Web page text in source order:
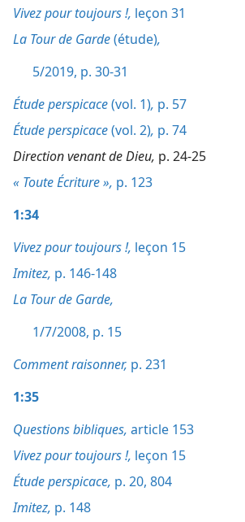
Vivez pour toujours !, leçon 31
La Tour de Garde(étude),
5/2019, p. 30-31
Étude perspicace(vol. 1), p. 57
Étude perspicace(vol. 2), p. 74
Direction venant de Dieu, p. 24-25
« Toute Écriture », p. 123
1:34
Vivez pour toujours !, leçon 15
Imitez, p. 146-148
La Tour de Garde,
1/7/2008, p. 15
Comment raisonner, p. 231
1:35
Questions bibliques, article 153
Vivez pour toujours !, leçon 15
Étude perspicace, p. 20, 804
Imitez, p. 148